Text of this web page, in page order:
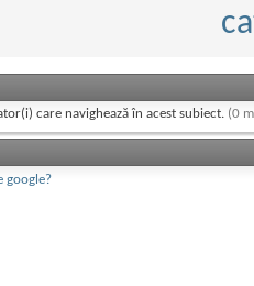
care navighează în acest subiect. (0
google?